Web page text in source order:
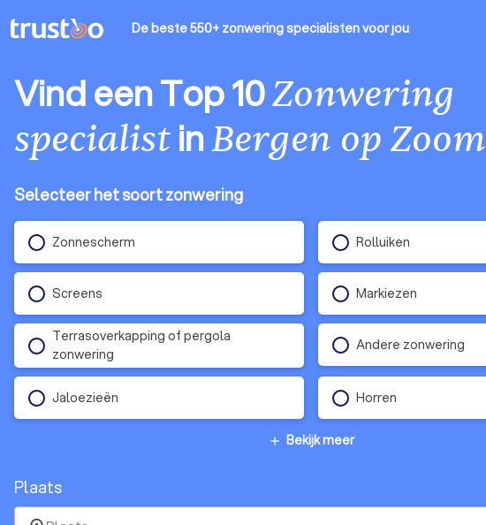
De beste 550+ zonwering specialistenvoor jou
Vind een Top 10Zonwering
specialistinBergen op Zoom
Selecteer het soort zonwering
Zonnescherm Rolluiken
Screens Markiezen
Terrasoverkapping of pergola
zonwering
Andere zonwering
Jaloezieën Horren
add Bekijk meer
Plaats